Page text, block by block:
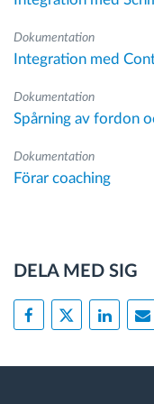
Dokumentation
Integration med
Dokumentation
Spårning av fordon
Dokumentation
Förar coaching
DELA MED SIG